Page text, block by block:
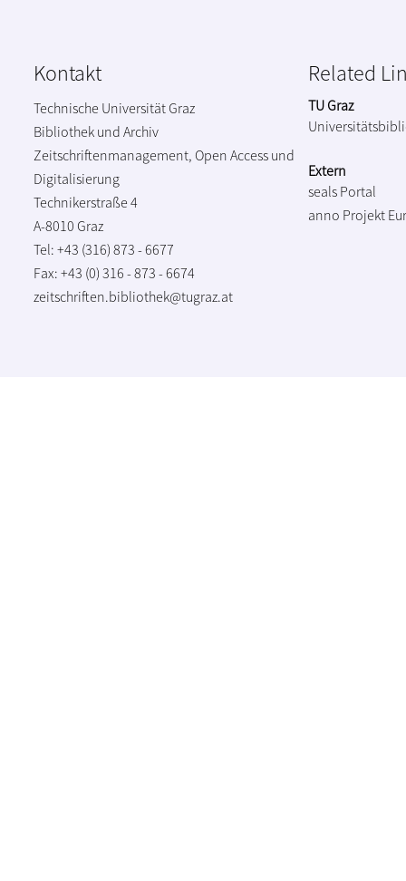
Kontakt
Technische Universität Graz
Bibliothek und Archiv
Zeitschriftenmanagement, Open Access und
Digitalisierung
Technikerstraße 4
A-8010 Graz
Tel: +43 (316) 873 - 6677
Fax: +43 (0) 316 - 873 - 6674
zeitschriften.bibliothek@tugraz.at
Related
TU Graz
Extern
seals Portal
anno Projekt